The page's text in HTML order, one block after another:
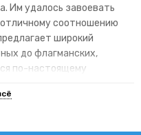
Им удалось завоевать
соотношению
широкий
до флагманских,
по-настоящему